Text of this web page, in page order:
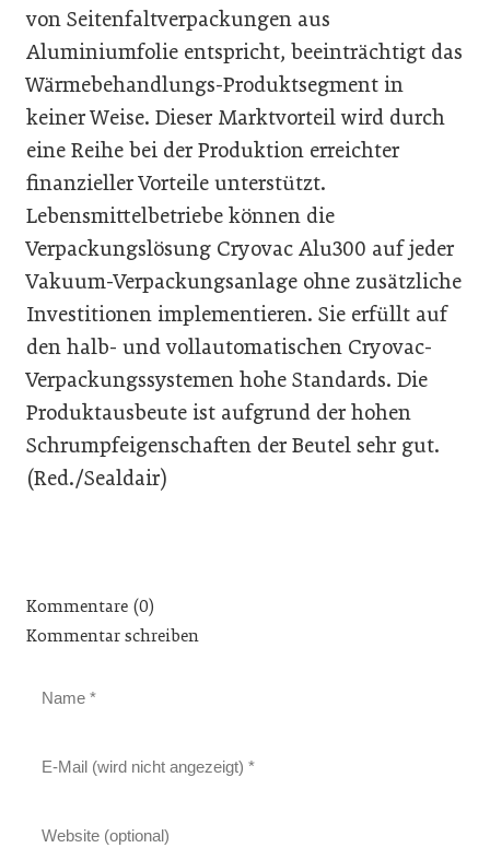
von Seitenfaltverpackungen aus
Aluminiumfolie entspricht, beeinträchtigt das
Wärmebehandlungs-Produktsegment in
keiner Weise. Dieser Marktvorteil wird durch
eine Reihe bei der Produktion erreichter
finanzieller Vorteile unterstützt.
Lebensmittelbetriebe können die
Verpackungslösung Cryovac Alu300 auf jeder
Vakuum-Verpackungsanlage ohne zusätzliche
Investitionen implementieren. Sie erfüllt auf
den halb- und vollautomatischen Cryovac-
Verpackungssystemen hohe Standards. Die
Produktausbeute ist aufgrund der hohen
Schrumpfeigenschaften der Beutel sehr gut.
(Red./Sealdair)
Kommentare (0)
Kommentar schreiben